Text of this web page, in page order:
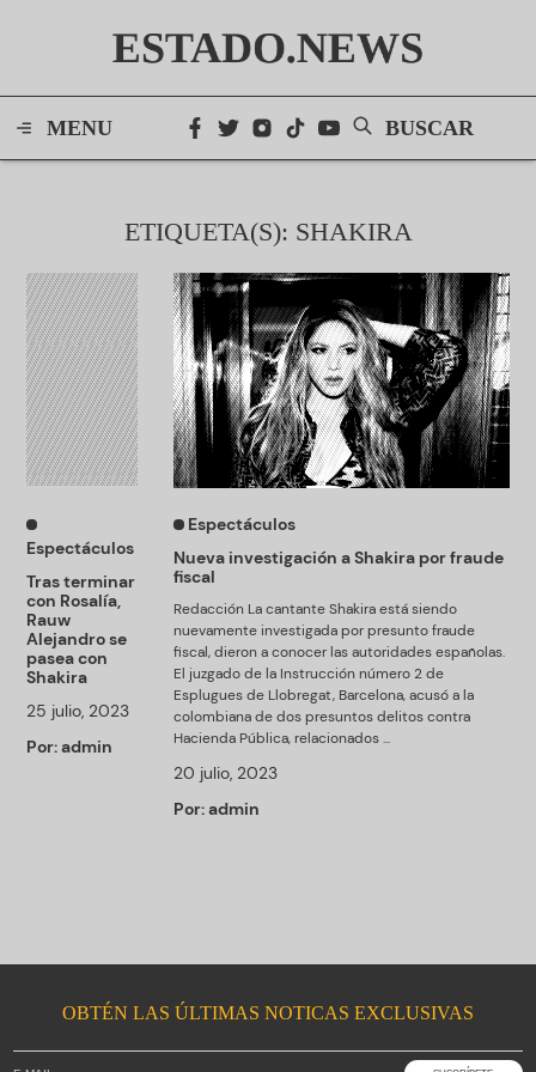
ESTADO.NEWS
MENU BUSCAR
ETIQUETA(S): SHAKIRA
Espectáculos
Tras terminar
con Rosalía,
Rauw
Alejandro se
pasea con
Shakira
25 julio, 2023
Por:admin
Espectáculos
Nueva investigación a Shakira por fraude
fiscal
Redacción La cantante Shakira está siendo
nuevamente investigada por presunto fraude
fiscal, dieron a conocer las autoridades españolas.
El juzgado de la Instrucción número 2 de
Esplugues de Llobregat, Barcelona, acusó a la
colombiana de dos presuntos delitos contra
Hacienda Pública, relacionados ...
20 julio, 2023
Por:admin
OBTÉN LAS ÚLTIMAS NOTICAS EXCLUSIVAS